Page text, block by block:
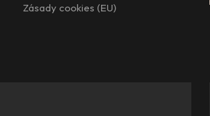
Zásady cookies (EU)